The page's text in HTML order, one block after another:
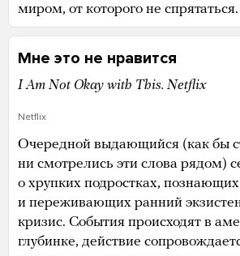
миром, от которого не спрятаться.
Мне это не нравится
I Am Not Okay with This. Netflix
Netflix
Очередной выдающийся (как бы
ни смотрелись эти слова рядом)
о хрупких подростках,
и переживающих ранний
кризис. События происходят в
глубинке, действие